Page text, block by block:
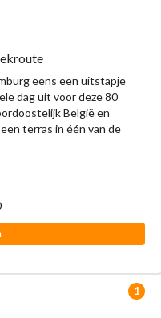
eens een uitstapje
dag uit voor deze 80
België en
terras in één van de
1